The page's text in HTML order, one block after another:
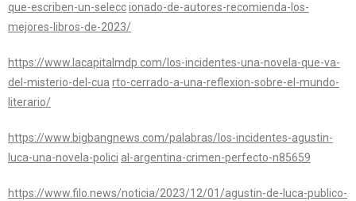
que-escriben-un-seleccionado-de-autores-recomienda-los-
mejores-libros-de-2023/
https://www.lacapitalmdp.com/los-incidentes-una-novela-que-va-
del-misterio-del-cua rto-cerrado-a-una-reflexion-sobre-el-mundo-
literario/
https://www.bigbangnews.com/palabras/los-incidentes-agustin-
luca-una-novela-polici al-argentina-crimen-perfecto-n85659
https://www.filo.news/noticia/2023/12/01/agustin-de-luca-publico-